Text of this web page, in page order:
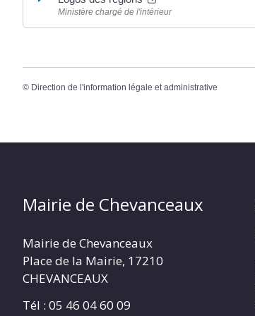
Ministère chargé de l'intérieur
© Direction de l'information légale et administrative
Mairie de Chevanceaux
Mairie de Chevanceaux
Place de la Mairie, 17210
CHEVANCEAUX
Tél : 05 46 04 60 09